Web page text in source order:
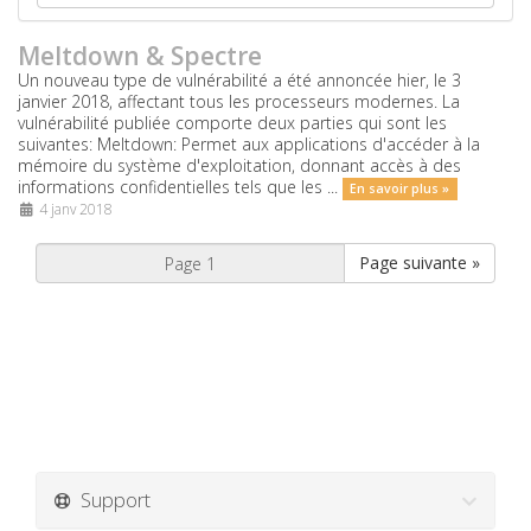
Meltdown & Spectre
Un nouveau type de vulnérabilité a été annoncée hier, le 3
janvier 2018, affectant tous les processeurs modernes. La
vulnérabilité publiée comporte deux parties qui sont les
suivantes: Meltdown: Permet aux applications d'accéder à la
mémoire du système d'exploitation, donnant accès à des
informations confidentielles tels que les ...
En savoir plus »
4 janv 2018
Page suivante »
Support